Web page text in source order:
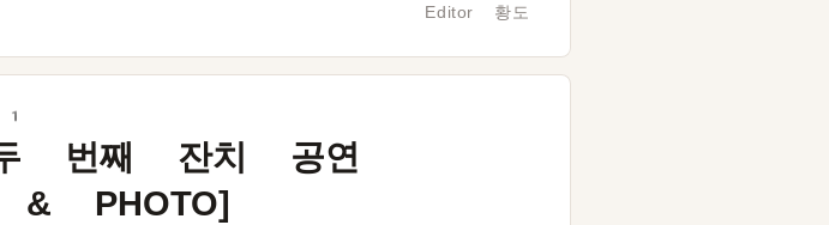
Editor 황도
번째 잔치 공연
& PHOTO]